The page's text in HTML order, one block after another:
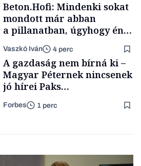
Beton.Hofi: Mindenki sokat
mondott már abban
a pillanatban, úgyhogy én
a legsarkosabb
gondolataimat akartam
kimondani
Vaszkó Iván 4 perc
A gazdaság nem bírná ki –
Magyar Péternek nincsenek
jó hírei Paks
újraindításáról
Forbes 1 perc